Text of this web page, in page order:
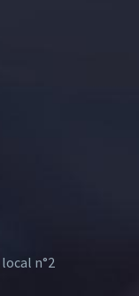
n°2